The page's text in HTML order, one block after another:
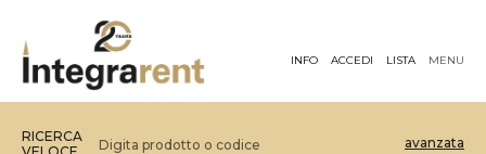
INFO ACCEDI LISTA MENU
RICERCA
avanzata